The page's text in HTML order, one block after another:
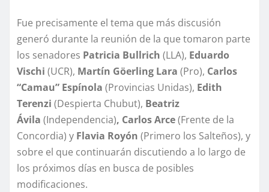
Fue precisamente el tema que más discusión
generó durante la reunión de la que tomaron parte
los senadores Patricia Bullrich (LLA), Eduardo
Vischi (UCR), Martín Göerling Lara (Pro), Carlos
“Camau” Espínola (Provincias Unidas), Edith
Terenzi (Despierta Chubut), Beatriz
Ávila (Independencia), Carlos Arce(Frente de la
Concordia) y Flavia Royón (Primero los Salteños), y
sobre el que continuarán discutiendo a lo largo de
los próximos días en busca de posibles
modificaciones.